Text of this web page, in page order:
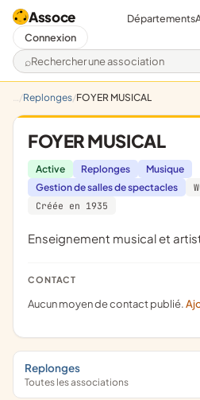
Assoce
Rechercher une association
Départements
Connexion
Replonges FOYER MUSICAL
FOYER MUSICAL
Active Replonges
Musique
Gestion de salles de spectacles
Créée en 1935
enseignement musical et
CONTACT
Aucun moyen de contact publié.
Replonges
Toutes les associations